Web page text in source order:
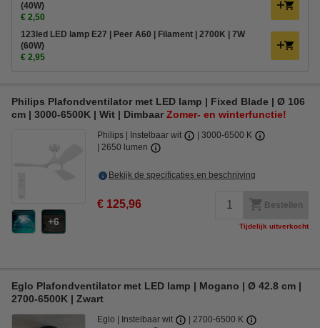
(40W)
€ 2,50
123led LED lamp E27 | Peer A60 | Filament | 2700K | 7W
(60W)
€ 2,95
Philips Plafondventilator met LED lamp | Fixed Blade | Ø 106
cm | 3000-6500K | Wit | Dimbaar Zomer- en winterfunctie!
6
Philips Instelbaar wit
3000-6500 K
2650 lumen
Bekijk de specificaties en beschrijving
€ 125,96 Bestellen
Tijdelijk uitverkocht
Eglo Plafondventilator met LED lamp | Mogano | Ø 42.8 cm |
2700-6500K | Zwart
Eglo Instelbaar wit
2700-6500 K